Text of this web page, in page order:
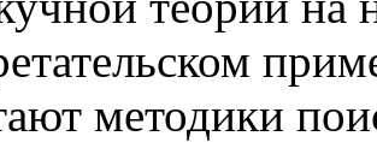
методики